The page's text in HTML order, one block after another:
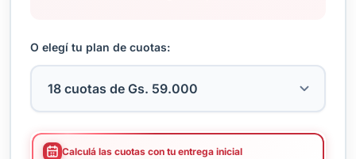
O elegí tu plan de cuotas:
Calculá las cuotas con tu entrega inicial